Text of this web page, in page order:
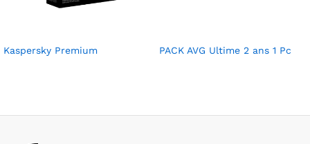
Kaspersky Premium PACK AVG Ultime 2 ans 1 Pc